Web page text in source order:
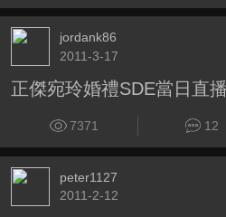
jordank86
2011-3-17
正傑宛玲婚禮SDE當日直
7371 12
peter1127
2011-2-12